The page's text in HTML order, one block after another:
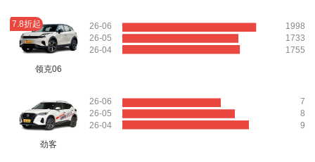
7.8折起
领克06
26-06
26-05
26-04
1998
1733
1755
劲客
26-06
26-05
26-04
7
8
9